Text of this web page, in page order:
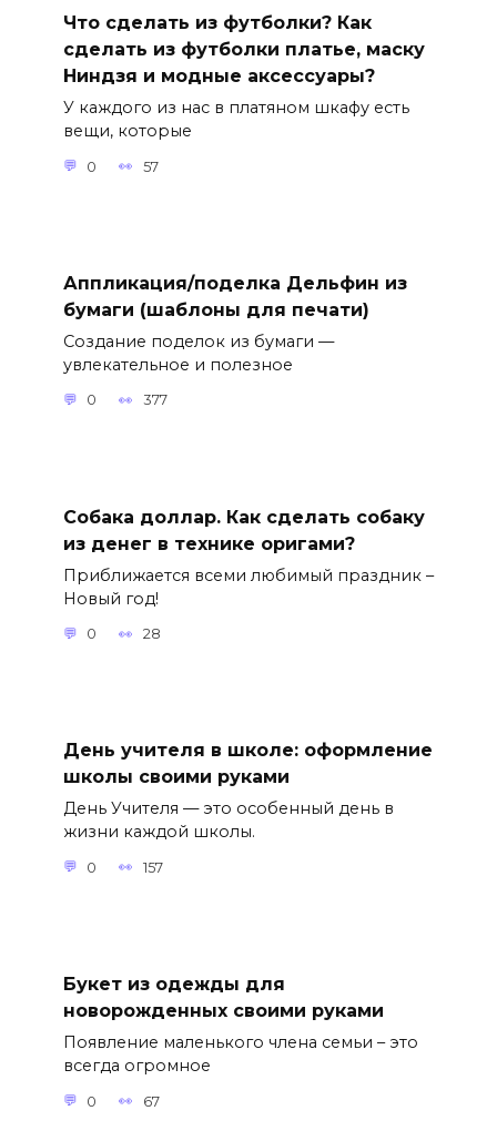
Что сделать из футболки? Как
сделать из футболки платье, маску
Ниндзя и модные аксессуары?
У каждого из нас в платяном шкафу есть
вещи, которые
0 57
Аппликация/поделка Дельфин из
бумаги (шаблоны для печати)
Создание поделок из бумаги —
увлекательное и полезное
0 377
Собака доллар. Как сделать собаку
из денег в технике оригами?
Приближается всеми любимый праздник –
Новый год!
0 28
День учителя в школе: оформление
школы своими руками
День Учителя — это особенный день в
жизни каждой школы.
0 157
Букет из одежды для
новорожденных своими руками
Появление маленького члена семьи – это
всегда огромное
0 67